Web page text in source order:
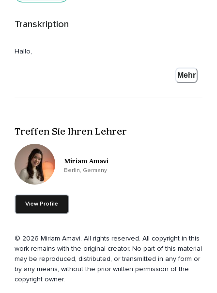
Transkription
Hallo,
Aber ich hatte jetzt trotzdem Bock,
Weil ich voll inspiriert war und ja,
Einfach was Kleines aufzunehmen.
Und ich wollte,
Bevor ich mit der Folge anfange,
Die zuhören.
Ich glaube,
Ich habe es noch nie so explizit gemacht.
Mehr
Treffen Sie Ihren Lehrer
Miriam Amavi
Berlin, Germany
View Profile
© 2026 Miriam Amavi. All rights reserved. All copyright in this
work remains with the original creator. No part of this material
may be reproduced, distributed, or transmitted in any form or
by any means, without the prior written permission of the
copyright owner.